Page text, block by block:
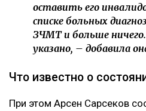
оставить его
списке больных
ЗЧМТ и больше
указано, – добавила
Что известно о
При этом Арсен Сарсеков